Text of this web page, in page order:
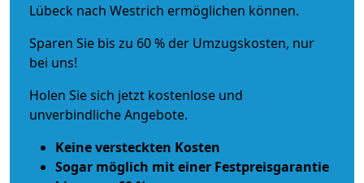
Lübeck nach Westrich ermöglichen können.
Sparen Sie bis zu 60 % der Umzugskosten, nur
bei uns!
Holen Sie sich jetzt kostenlose und
unverbindliche Angebote.
Keine versteckten Kosten
Sogar möglich mit einer Festpreisgarantie